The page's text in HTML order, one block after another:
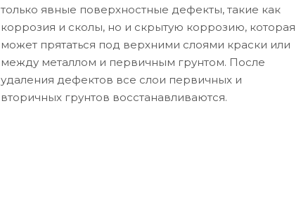
только явные поверхностные дефекты, такие как
коррозия и сколы, но и скрытую коррозию, которая
может прятаться под верхними слоями краски или
между металлом и первичным грунтом. После
удаления дефектов все слои первичных и
вторичных грунтов восстанавливаются.